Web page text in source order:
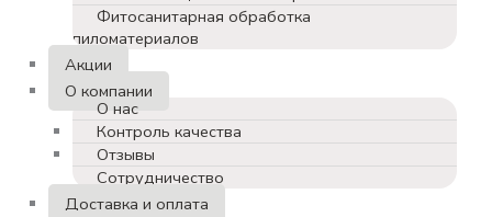
Фитосанитарная обработка
пиломатериалов
Акции
О компании
О нас
Контроль качества
Отзывы
Сотрудничество
Доставка и оплата